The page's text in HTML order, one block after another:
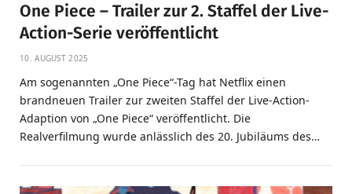
One Piece – Trailer zur 2. Staffel der Live-
Action-Serie veröffentlicht
10. AUGUST 2025
Am sogenannten „One Piece“-Tag hat Netflix einen
brandneuen Trailer zur zweiten Staffel der Live-Action-
Adaption von „One Piece“ veröffentlicht. Die
Realverfilmung wurde anlässlich des 20. Jubiläums des…